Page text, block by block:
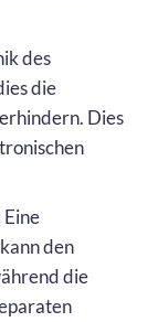
des
die
Dies
Eine
den
die